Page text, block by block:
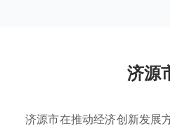
济源
济源市在推动经济创新发展